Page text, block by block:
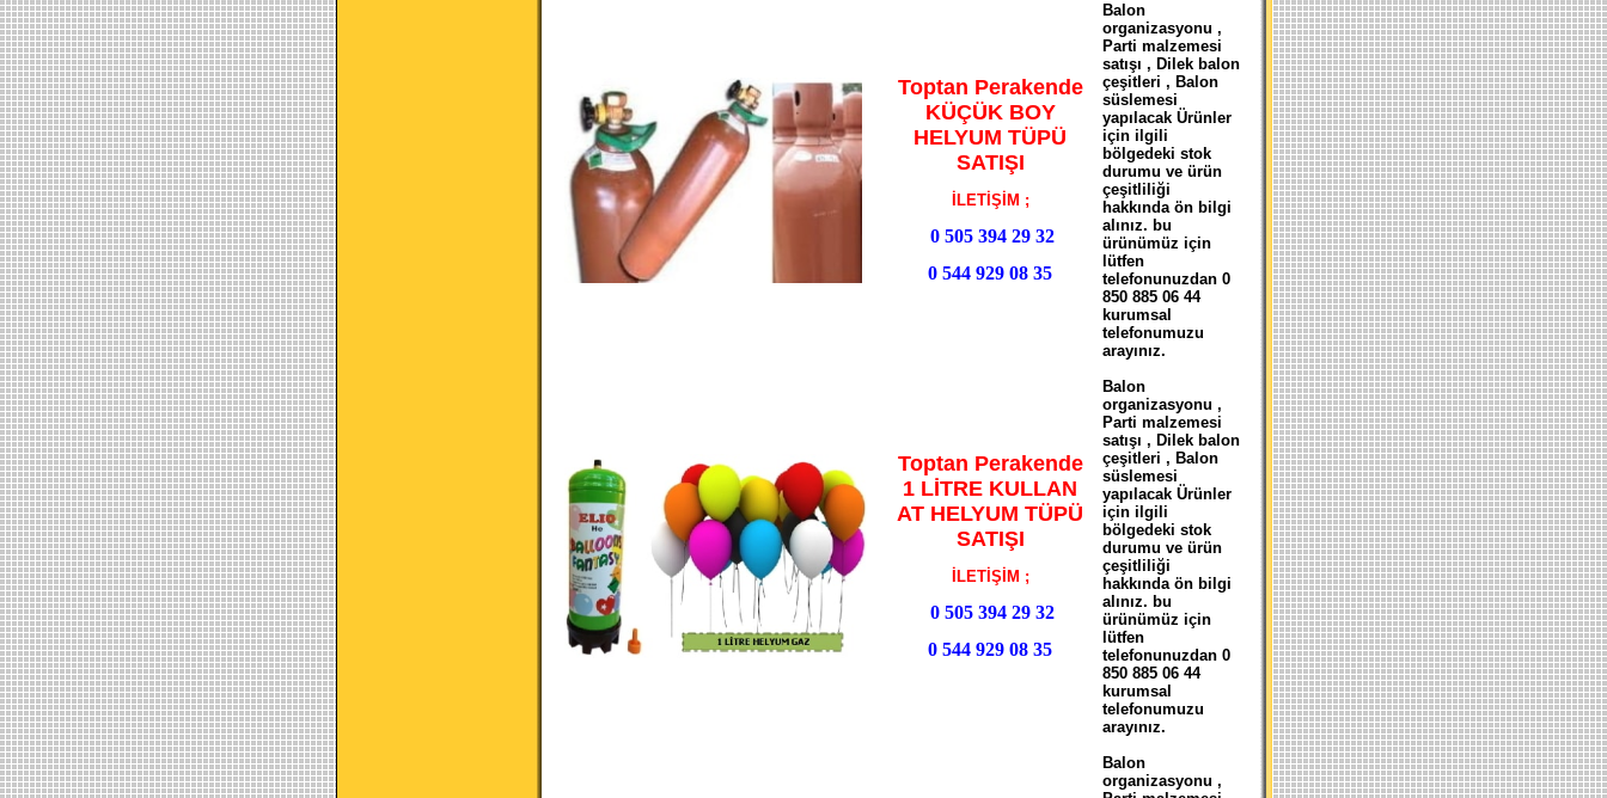
Toptan Perakende
KÜÇÜK BOY
HELYUM TÜPÜ
SATIŞI
İLETİŞİM ;
0 505 394 29 32
0 544 929 08 35
Balon
organizasyonu ,
Parti malzemesi
satışı , Dilek balon
çeşitleri , Balon
süslemesi
yapılacak Ürünler
için ilgili
bölgedeki stok
durumu ve ürün
çeşitliliği
hakkında ön bilgi
alınız. bu
ürünümüz için
lütfen
telefonunuzdan 0
850 885 06 44
kurumsal
telefonumuzu
arayınız.
Toptan Perakende
1 LİTRE KULLAN
AT HELYUM TÜPÜ
SATIŞI
İLETİŞİM ;
0 505 394 29 32
0 544 929 08 35
Balon
organizasyonu ,
Parti malzemesi
satışı , Dilek balon
çeşitleri , Balon
süslemesi
yapılacak Ürünler
için ilgili
bölgedeki stok
durumu ve ürün
çeşitliliği
hakkında ön bilgi
alınız. bu
ürünümüz için
lütfen
telefonunuzdan 0
850 885 06 44
kurumsal
telefonumuzu
arayınız.
Balon
organizasyonu ,